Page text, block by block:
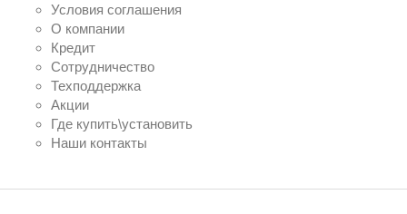
Условия соглашения
О компании
Кредит
Сотрудничество
Техподдержка
Акции
Где купить\установить
Наши контакты